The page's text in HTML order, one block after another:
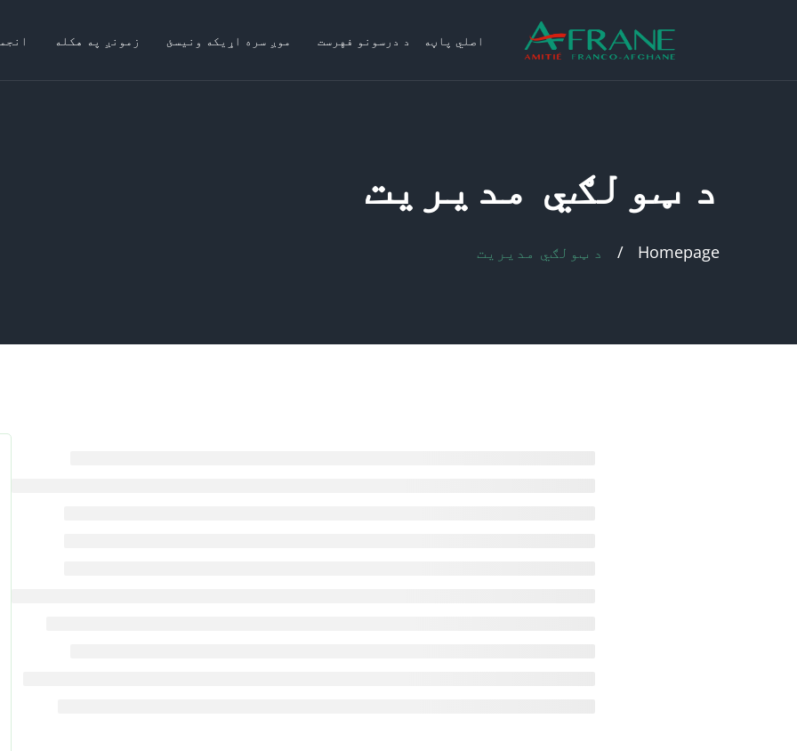
اصلي پاڼه د درسونو فهرست موږ سره اړیکه ونیسئ زمونږ په هکله
د ټولګي مدیریت
Homepage د ټولګي مدیریت